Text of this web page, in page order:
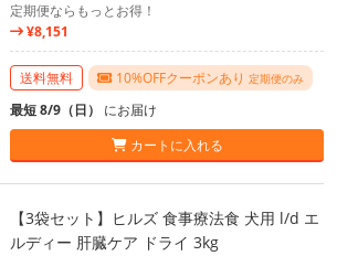
定期便ならもっとお得！
¥8,151
送料無料 10%OFFクーポンあり 定期便のみ
最短 8/9（日） にお届け
カートに入れる
【3袋セット】ヒルズ 食事療法食 犬用 l/d エ
ルディー 肝臓ケア ドライ 3kg